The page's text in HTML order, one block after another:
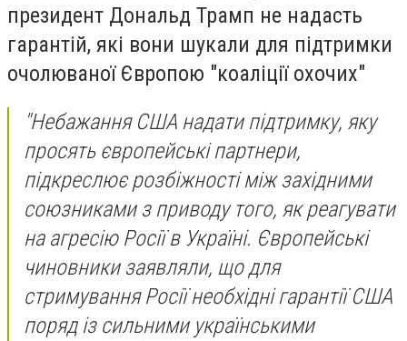
президент Дональд Трамп не надасть
гарантій, які вони шукали для підтримки
очолюваної Європою "коаліції охочих"
"Небажання США надати підтримку, яку
просять європейські партнери,
підкреслює розбіжності між західними
союзниками з приводу того, як реагувати
на агресію Росії в Україні. Європейські
чиновники заявляли, що для
стримування Росії необхідні гарантії США
поряд із сильними українськими